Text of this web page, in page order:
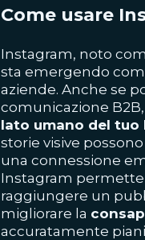
Come usare
Instagram, noto
sta emergendo
aziende. Anche se
comunicazione
lato umano del tuo
storie visive
una connessione
Instagram
raggiungere un
migliorare la
accuratamente